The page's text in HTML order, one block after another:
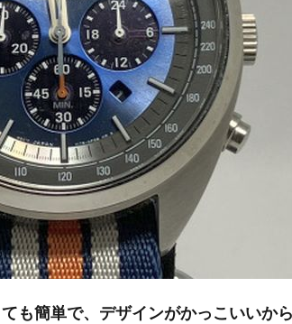
も簡単で、デザインがかっこいいか